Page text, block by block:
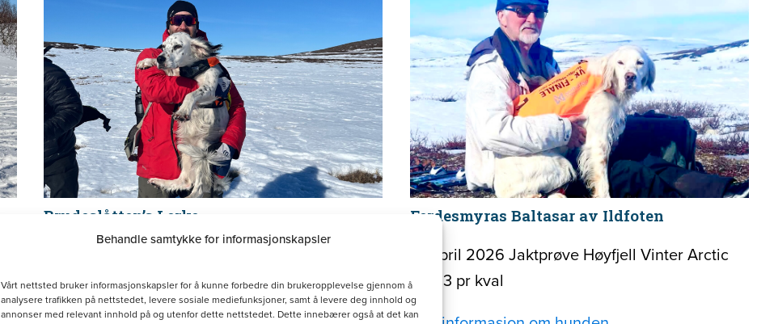
Behandle samtykke for informasjonskapsler
Vårt nettsted bruker informasjonskapsler for å kunne forbedre din brukeropplevelse gjennom å
analysere trafikken på nettstedet, levere sosiale mediefunksjoner, samt å levere deg innhold og
annonser med relevant innhold på og utenfor dette nettstedet. Dette innebærer også at det kan
Brudeslåtten’s Lerke
cup 3 premie
Ferdesmyras Baltasar av Ildfoten
17. april 2026 Jaktprøve Høyfjell Vinter Arctic
Cup 3 pr kval